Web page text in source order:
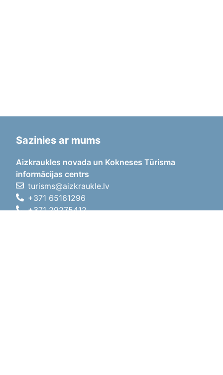
Sazinies ar mums
Aizkraukles novada un Kokneses Tūrisma
informācijas centrs
turisms@aizkraukle.lv
+371 65161296
+371 29275412